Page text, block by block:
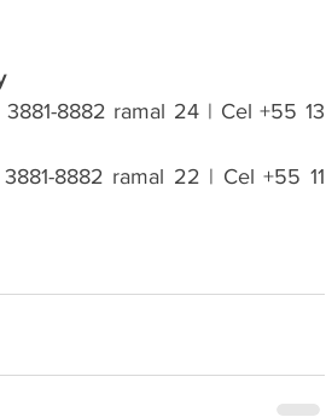
3881-8882 ramal 24 | Cel +55 13
8882 ramal 22 | Cel +55 11